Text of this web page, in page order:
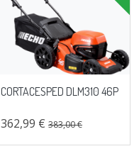
CORTACESPED DLM310 46P
362,99 € 383,00 €